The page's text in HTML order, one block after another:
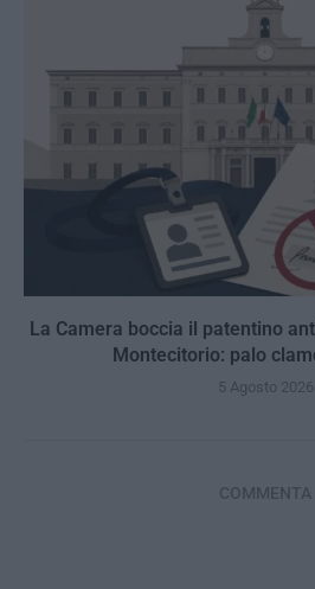
La Camera boccia il patentino
Montecitorio: palo
5 Agosto 2026
COMMENTA